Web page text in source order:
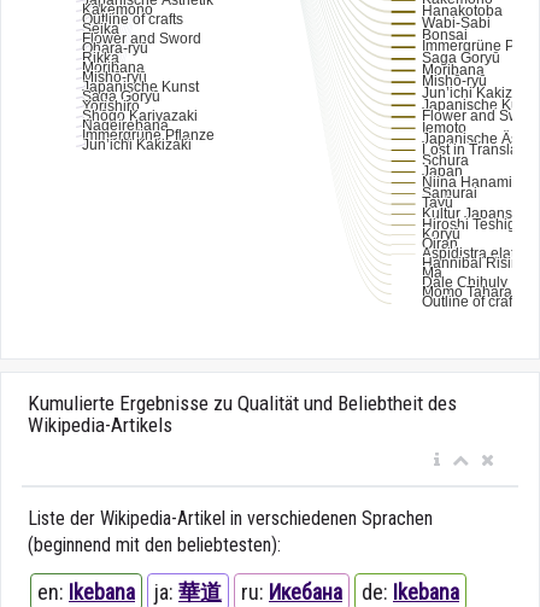
Kumulierte Ergebnisse zu Qualität und Beliebtheit des
Wikipedia-Artikels
Liste der Wikipedia-Artikel in verschiedenen Sprachen
(beginnend mit den beliebtesten):
en: Ikebana ja: 華道 ru: Икебана de: Ikebana